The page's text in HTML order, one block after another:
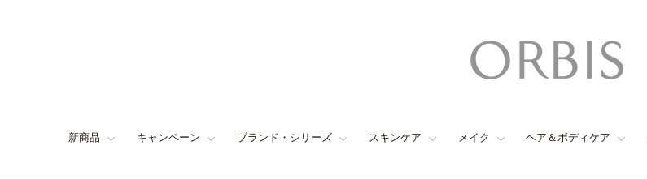
新商品 キャンペーン ブランド・シリーズ スキンケア メイク ヘア＆ボディケア